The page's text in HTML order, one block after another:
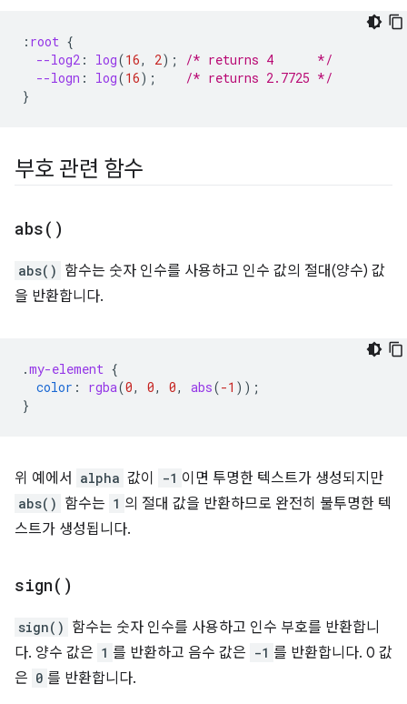
: root {
--log2 : log(16, 2);
/* returns 4      */
--logn : log(16);
/* returns 2.7725 */
}
부호 관련 함수
abs( )
abs() 함수는 숫자 인수를 사용하고 인수 값의 절대(양수) 값
을 반환합니다.
.my-element {
color : rgba(0, 0, 0, abs(-1 ));
}
위 예에서 alpha 값이 -1 이면 투명한 텍스트가 생성되지만
abs() 함수는 1 의 절대 값을 반환하므로 완전히 불투명한 텍
스트가 생성됩니다.
sign( )
sign() 함수는 숫자 인수를 사용하고 인수 부호를 반환합니
다. 양수 값은 1 를 반환하고 음수 값은 -1 를 반환합니다. 0 값
은 0 를 반환합니다.